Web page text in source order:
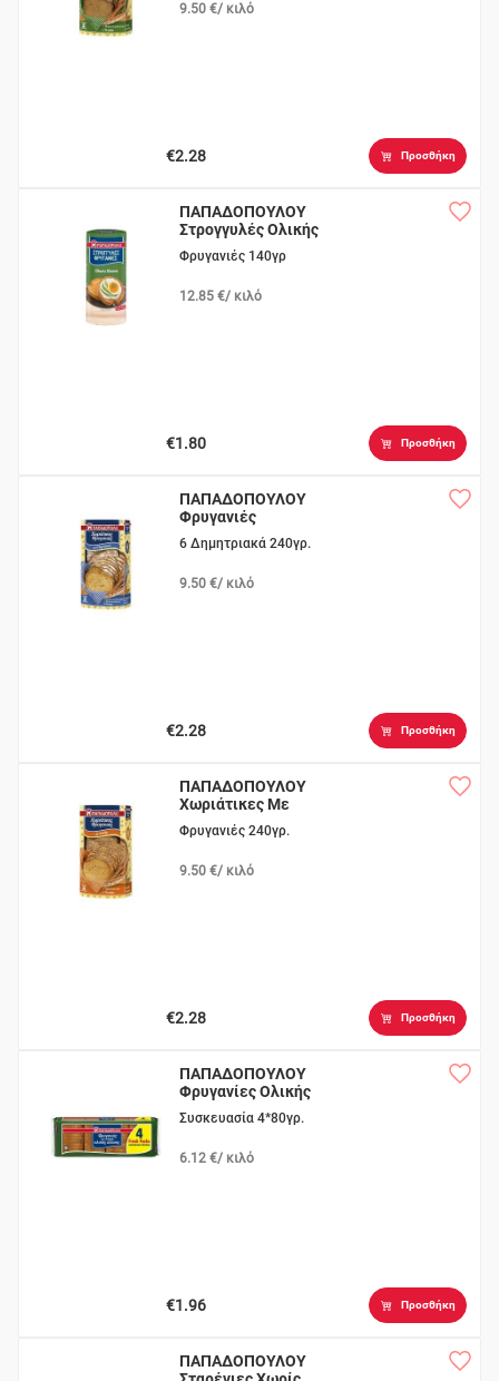
9.50 €/ κιλό
€2.28 Προσθήκη
ΠΑΠΑΔΟΠΟΥΛΟΥ
Στρογγυλές Ολικής
Άλεσης
Φρυγανιές 140γρ
12.85 €/ κιλό
€1.80 Προσθήκη
ΠΑΠΑΔΟΠΟΥΛΟΥ
Φρυγανιές
Χωριάτικες
6 Δημητριακά 240γρ.
9.50 €/ κιλό
€2.28 Προσθήκη
ΠΑΠΑΔΟΠΟΥΛΟΥ
Χωριάτικες Με
Σουσάμι
Φρυγανιές 240γρ.
9.50 €/ κιλό
€2.28 Προσθήκη
ΠΑΠΑΔΟΠΟΥΛΟΥ
Φρυγανίες Ολικής
Άλεσης
Συσκευασία 4*80γρ.
6.12 €/ κιλό
€1.96 Προσθήκη
ΠΑΠΑΔΟΠΟΥΛΟΥ